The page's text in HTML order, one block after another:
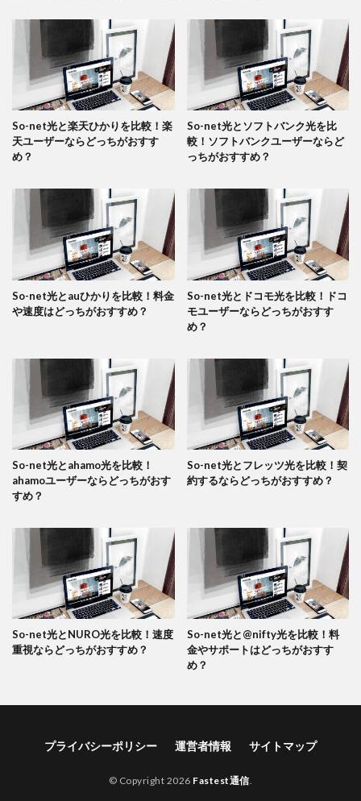
So-net光と楽天ひかりを比較！楽
天ユーザーならどっちがおすす
め？
So-net光とソフトバンク光を比
較！ソフトバンクユーザーならど
っちがおすすめ？
So-net光とauひかりを比較！料金
や速度はどっちがおすすめ？
So-net光とドコモ光を比較！ドコ
モユーザーならどっちがおすす
め？
So-net光とahamo光を比較！
ahamoユーザーならどっちがおす
すめ？
So-net光とフレッツ光を比較！契
約するならどっちがおすすめ？
So-net光とNURO光を比較！速度
重視ならどっちがおすすめ？
So-net光と@nifty光を比較！料
金やサポートはどっちがおすす
め？
プライバシーポリシー 運営者情報 サイトマップ
© Copyright 2026 Fastest通信.